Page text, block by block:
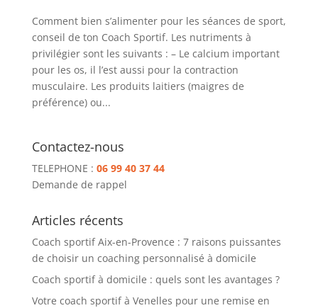
Comment bien s’alimenter pour les séances de sport,
conseil de ton Coach Sportif. Les nutriments à
privilégier sont les suivants : – Le calcium important
pour les os, il l’est aussi pour la contraction
musculaire. Les produits laitiers (maigres de
préférence) ou...
Contactez-nous
TELEPHONE : 06 99 40 37 44
Demande de rappel
Articles récents
Coach sportif Aix-en-Provence : 7 raisons puissantes
de choisir un coaching personnalisé à domicile
Coach sportif à domicile : quels sont les avantages ?
Votre coach sportif à Venelles pour une remise en